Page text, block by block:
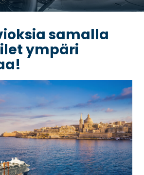
samalla
ympäri